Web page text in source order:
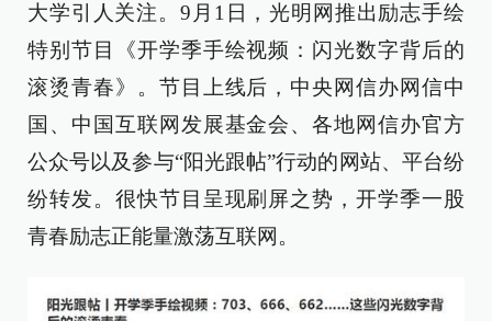
大学引人关注。9月1日，光明网推出励志手绘
特别节目《开学季手绘视频：闪光数字背后的
滚烫青春》。节目上线后，中央网信办网信中
国、中国互联网发展基金会、各地网信办官方
公众号以及参与“阳光跟帖”行动的网站、平台纷
纷转发。很快节目呈现刷屏之势，开学季一股
青春励志正能量激荡互联网。